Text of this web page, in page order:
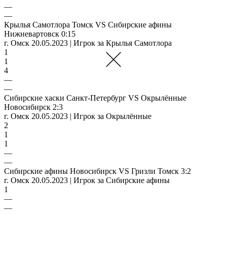
—
—
Крылья Самотлора Томск VS Сибирские афины
Нижневартовск 0:15
г. Омск 20.05.2023 | Игрок за Крылья Самотлора
1
1
4
—
—
Сибирские хаски Санкт-Петербург VS Окрылённые
Новосибирск 2:3
г. Омск 20.05.2023 | Игрок за Окрылённые
2
1
1
—
—
Сибирские афины Новосибирск VS Гризли Томск 3:2
г. Омск 20.05.2023 | Игрок за Сибирские афины
1
—
—